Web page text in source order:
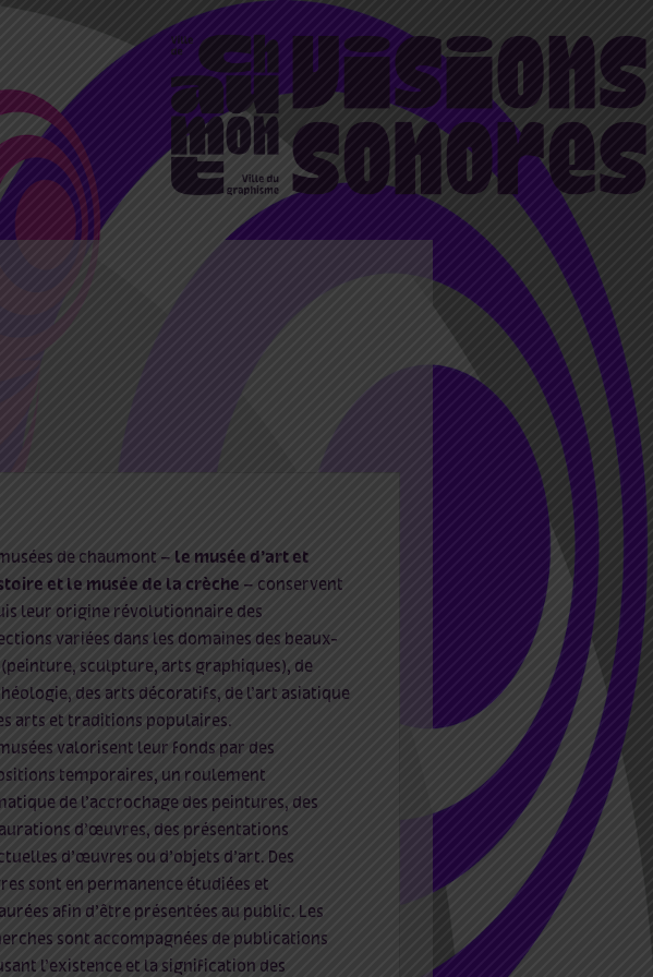
de chaumont – le musée d’art et
et le musée de la crèche – conservent
leur origine révolutionnaire des
variées dans les domaines des beaux-
sculpture, arts graphiques), de
des arts décoratifs, de l’art asiatique
arts et traditions populaires.
valorisent leur fonds par des
temporaires, un roulement
de l’accrochage des peintures, des
d’œuvres, des présentations
d’œuvres ou d’objets d’art. Des
sont en permanence étudiées et
afin d’être présentées au public. Les
sont accompagnées de publications
l’existence et la signification des